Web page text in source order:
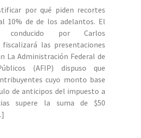
por qué piden recortes
10% de de los adelantos. El
conducido por Carlos
fiscalizará las presentaciones
La Administración Federal de
(AFIP) dispuso que
cuyo monto base
de anticipos del impuesto a
supere la suma de $50